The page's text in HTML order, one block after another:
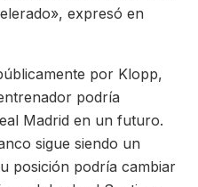
expresó en
por Klopp,
podría
Madrid en un futuro.
sigue siendo un
posición podría cambiar